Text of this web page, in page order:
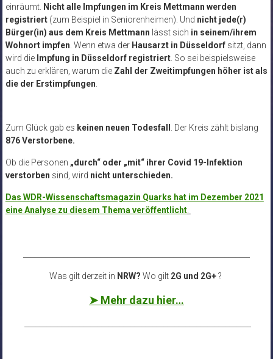
einräumt. Nicht alle Impfungen im Kreis Mettmann werden
registriert(zum Beispiel in Seniorenheimen). Und nicht jede(r)
Bürger(in) aus dem Kreis Mettmann lässt sich in seinem/ihrem
Wohnort impfen . Wenn etwa der Hausarzt in Düsseldorfsitzt, dann
wird die Impfung in Düsseldorf registriert. So sei beispielsweise
auch zu erklären, warum die Zahl der Zweitimpfungen höher ist als
die der Erstimpfungen
Zum Glück gab es keinen neuen Todesfall
Der Kreis zählt bislang
876 Verstorbene.
Ob die Personen „durch“ oder „mit“ ihrer Covid 19-Infektion
verstorben sind, wird nicht unterschieden.
Das WDR-Wissenschaftsmagazin Quarks hat im Dezember 2021
eine Analyse zu diesem Thema veröffentlicht.
Was gilt derzeit in NRW? Wo gilt 2G und 2G+?
➤ Mehr dazu hier…